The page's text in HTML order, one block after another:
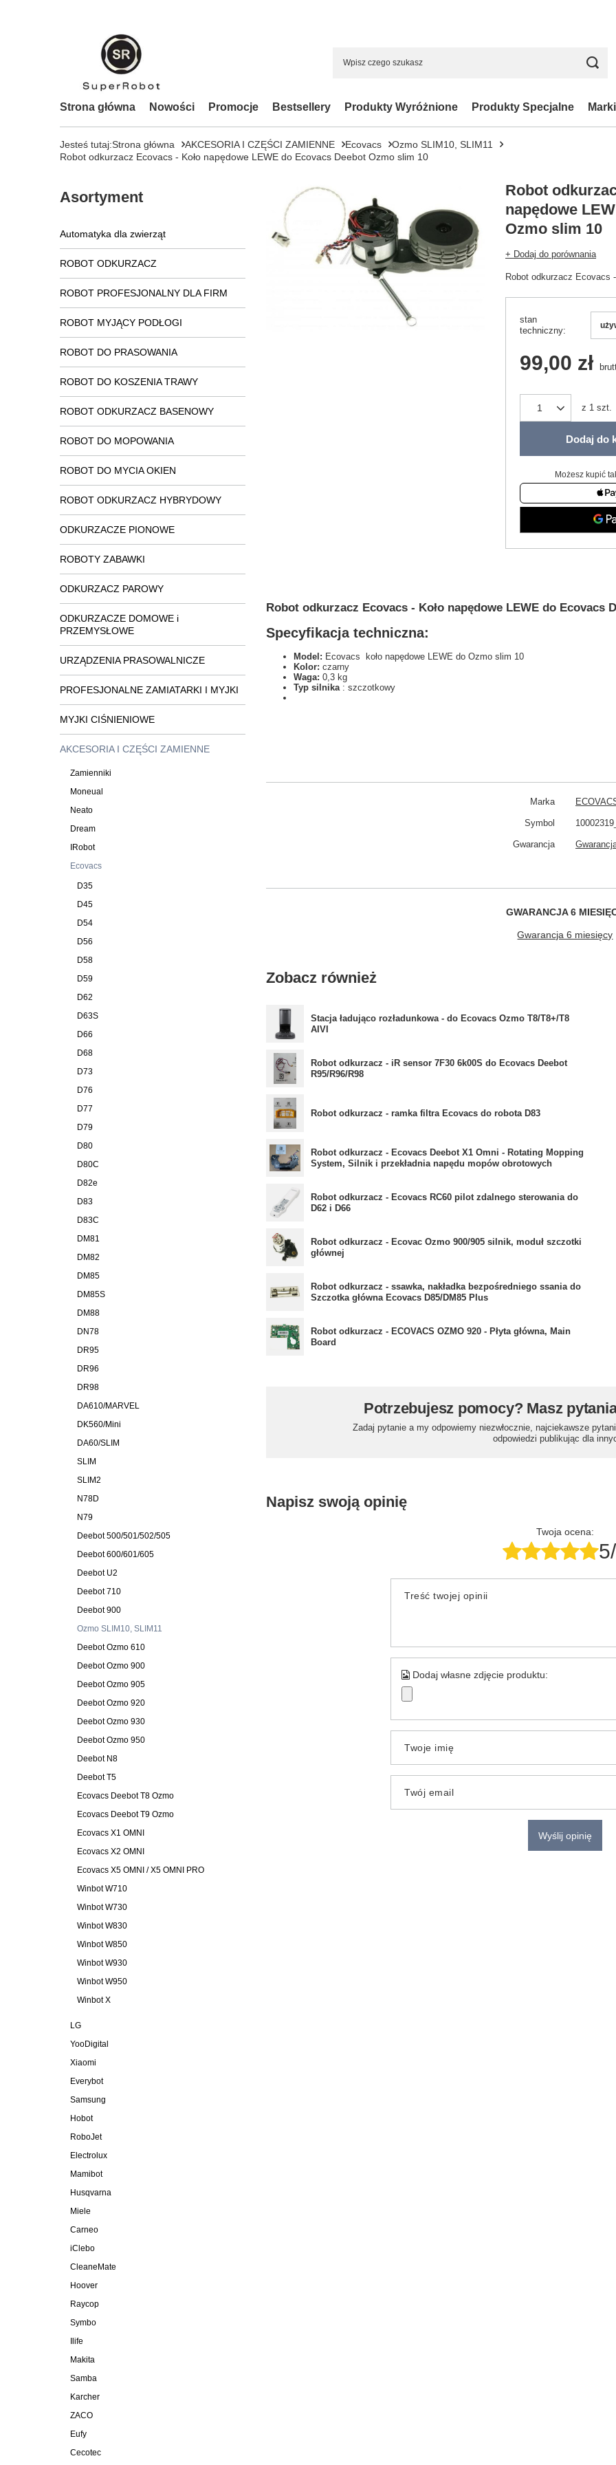
Strona główna Nowości Promocje Bestsellery Produkty Wyróżnione Produkty Specjalne Marki
Jesteś tutaj:Strona główna AKCESORIA I CZĘŚCI ZAMIENNE Ecovacs
Ozmo SLIM10, SLIM11
Robot odkurzacz Ecovacs - Koło napędowe LEWE do Ecovacs Deebot Ozmo slim 10
Asortyment
Automatyka dla zwierząt
ROBOT ODKURZACZ
ROBOT PROFESJONALNY DLA FIRM
ROBOT MYJĄCY PODŁOGI
ROBOT DO PRASOWANIA
ROBOT DO KOSZENIA TRAWY
ROBOT ODKURZACZ BASENOWY
ROBOT DO MOPOWANIA
ROBOT DO MYCIA OKIEN
ROBOT ODKURZACZ HYBRYDOWY
ODKURZACZE PIONOWE
ROBOTY ZABAWKI
ODKURZACZ PAROWY
ODKURZACZE DOMOWE i
PRZEMYSŁOWE
URZĄDZENIA PRASOWALNICZE
PROFESJONALNE ZAMIATARKI I MYJKI
MYJKI CIŚNIENIOWE
AKCESORIA I CZĘŚCI ZAMIENNE
Zamienniki
Moneual
Neato
Dream
IRobot
Ecovacs
D35
D45
D54
D56
D58
D59
D62
D63S
D66
D68
D73
D76
D77
D79
D80
D80C
D82e
D83
D83C
DM81
DM82
DM85
DM85S
DM88
DN78
DR95
DR96
DR98
DA610/MARVEL
DK560/Mini
DA60/SLIM
SLIM
SLIM2
N78D
N79
Deebot 500/501/502/505
Deebot 600/601/605
Deebot U2
Deebot 710
Deebot 900
Ozmo SLIM10, SLIM11
Deebot Ozmo 610
Deebot Ozmo 900
Deebot Ozmo 905
Deebot Ozmo 920
Deebot Ozmo 930
Deebot Ozmo 950
Deebot N8
Deebot T5
Ecovacs Deebot T8 Ozmo
Ecovacs Deebot T9 Ozmo
Ecovacs X1 OMNI
Ecovacs X2 OMNI
Ecovacs X5 OMNI / X5 OMNI PRO
Winbot W710
Winbot W730
Winbot W830
Winbot W850
Winbot W930
Winbot W950
Winbot X
LG
YooDigital
Xiaomi
Everybot
Samsung
Hobot
RoboJet
Electrolux
Mamibot
Husqvarna
Miele
Carneo
iClebo
CleaneMate
Hoover
Raycop
Symbo
Ilife
Makita
Samba
Karcher
ZACO
Eufy
Cecotec
Robot
napędowe
Ozmo slim 10
+ Dodaj do porównania
Robot odkurzacz Ecovacs
stan
techniczny
99,00 zł
z 1 szt.
Dodaj do
Możesz kupić
Robot odkurzacz Ecovacs - Koło napędowe LEWE do Ecovacs
Specyfikacja techniczna:
Model: Ecovacs koło napędowe LEWE do Ozmo slim 10
Kolor: czarny
Waga: 0,3 kg
Typ silnika : szczotkowy
Marka
Symbol
Gwarancja
GWARANCJA 6
Gwarancja 6 miesięcy
Zobacz również
Stacja ładująco rozładunkowa - do Ecovacs Ozmo T8/T8+/T8
AIVI
Robot odkurzacz - iR sensor 7F30 6k00S do Ecovacs Deebot
R95/R96/R98
Robot odkurzacz - ramka filtra Ecovacs do robota D83
Robot odkurzacz - Ecovacs Deebot X1 Omni - Rotating Mopping
System, Silnik i przekładnia napędu mopów obrotowych
Robot odkurzacz - Ecovacs RC60 pilot zdalnego sterowania do
D62 i D66
Robot odkurzacz - Ecovac Ozmo 900/905 silnik, moduł szczotki
głównej
Robot odkurzacz - ssawka, nakładka bezpośredniego ssania do
Szczotka główna Ecovacs D85/DM85 Plus
Robot odkurzacz - ECOVACS OZMO 920 - Płyta główna, Main
Board
Potrzebujesz pomocy? Masz
Zadaj pytanie a my odpowiemy niezwłocznie, najciekawsze
odpowiedzi publikując dla
Napisz swoją opinię
Twoja ocena:
Treść twojej opinii
Dodaj własne zdjęcie produktu:
Twoje imię
Twój email
Wyślij opinię